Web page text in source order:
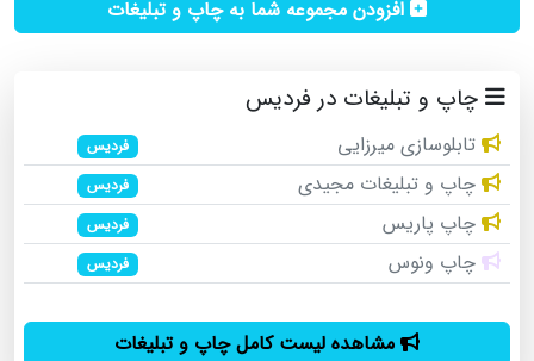
افزودن مجموعه شما به چاپ و تبلیغات
چاپ و تبلیغات در فردیس
تابلوسازی میرزایی فردیس
چاپ و تبلیغات مجیدی فردیس
چاپ پاریس فردیس
چاپ ونوس فردیس
مشاهده لیست کامل چاپ و تبلیغات